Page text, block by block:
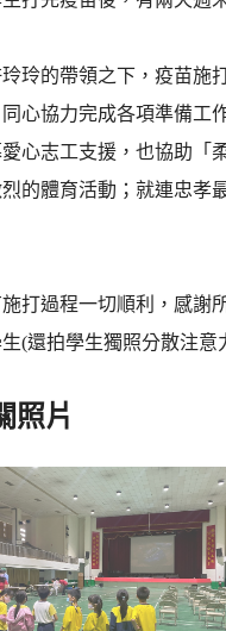
玲的帶領之下，疫苗施
心協力完成各項準備工
心志工支援，也協助「
的體育活動；就連忠孝
打過程一切順利，感謝
(還拍學生獨照分散注意
照片